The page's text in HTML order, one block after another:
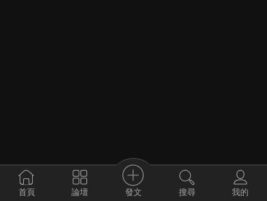
首頁 論壇 發文 搜尋 我的